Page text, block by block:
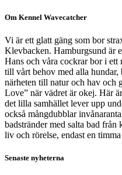
Om Kennel Wavecatcher
Vi är ett glatt gäng som bor
Klevbacken. Hamburgsund är
Hans och våra cockrar bor i
till vårt behov med alla
närheten till natur och hav och
Love” när vädret är okej. Här
det lilla samhället lever upp
också mångdubblar
badstränder med salta bad
liv och rörelse, endast en
Senaste nyheterna